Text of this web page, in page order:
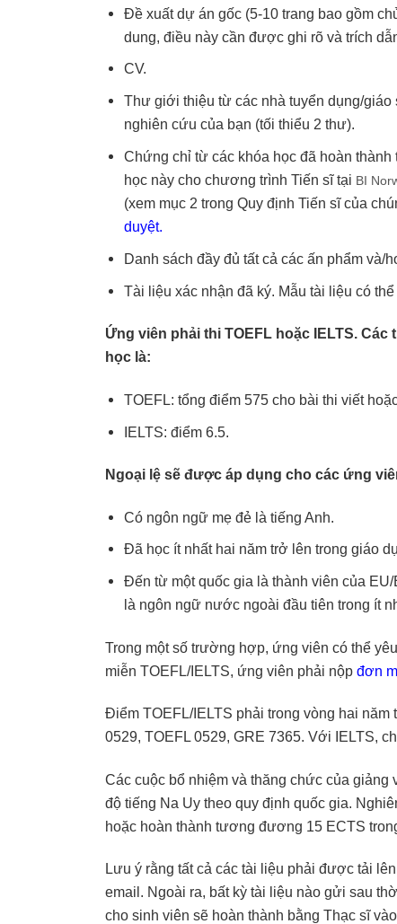
Đề xuất dự án gốc (5-10 trang bao gồm
dung, điều này cần được ghi rõ và trích
CV.
Thư giới thiệu từ các nhà tuyển dụng/
nghiên cứu của bạn (tối thiểu 2 thư).
Chứng chỉ từ các khóa học đã hoàn
học này cho chương trình Tiến sĩ tại BI
(xem mục 2 trong Quy định Tiến sĩ của
duyệt.
Danh sách đầy đủ tất cả các ấn phẩm
Tài liệu xác nhận đã ký. Mẫu tài liệu có
Ứng viên phải thi TOEFL hoặc IELTS.
học là:
TOEFL: tổng điểm 575 cho bài thi viết
IELTS: điểm 6.5.
Ngoại lệ sẽ được áp dụng cho các ứng
Có ngôn ngữ mẹ đẻ là tiếng Anh.
Đã học ít nhất hai năm trở lên trong giáo
Đến từ một quốc gia là thành viên của
là ngôn ngữ nước ngoài đầu tiên trong ít
Trong một số trường hợp, ứng viên có thể
miễn TOEFL/IELTS, ứng viên phải nộp đơn
Điểm TOEFL/IELTS phải trong vòng hai
0529, TOEFL 0529, GRE 7365. Với IELTS,
Các cuộc bổ nhiệm và thăng chức của
độ tiếng Na Uy theo quy định quốc gia.
hoặc hoàn thành tương đương 15 ECTS
Lưu ý rằng tất cả các tài liệu phải được tải
email. Ngoài ra, bất kỳ tài liệu nào gửi sau
cho sinh viên sẽ hoàn thành bằng Thạc sĩ